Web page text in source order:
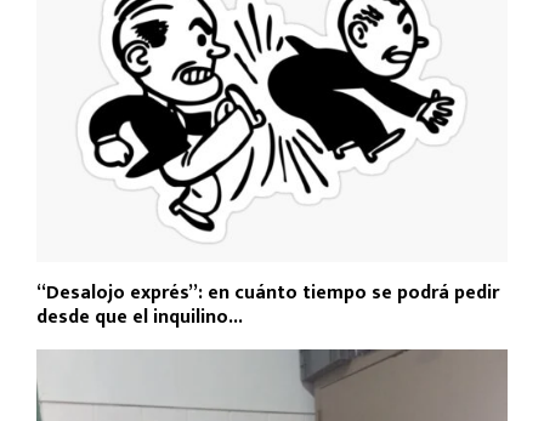
“Desalojo exprés”: en cuánto tiempo se podrá pedir
desde que el inquilino...